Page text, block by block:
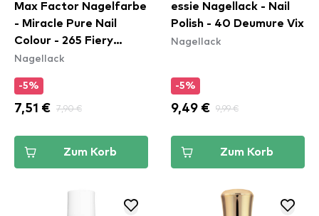
Max Factor Nagelfarbe
- Miracle Pure Nail
Colour - 265 Fiery
Fuchsia
Nagellack
-5%
7,51 € 7,90 €
Zum Korb
essie Nagellack - Nail
Polish - 40 Deumure Vix
Nagellack
-5%
9,49 € 9,99 €
Zum Korb